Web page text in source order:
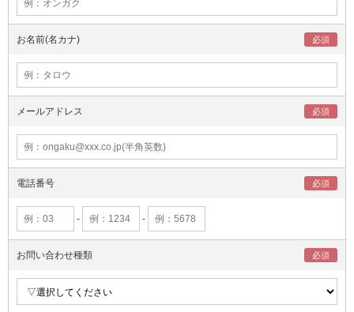
お名前(名カナ)
メールアドレス
電話番号
- -
お問い合わせ種類